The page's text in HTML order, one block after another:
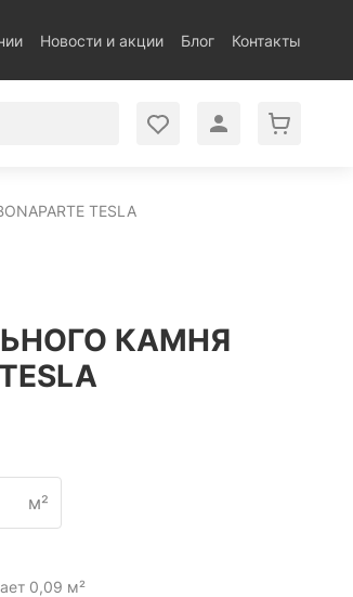
Новости и акции Блог Контакты
TESLA
КАМНЯ
м²
0,09 м²